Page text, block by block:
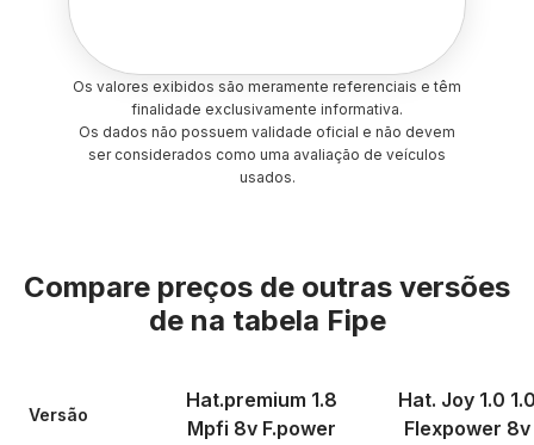
Os valores exibidos são meramente referenciais e têm
finalidade exclusivamente informativa.
Os dados não possuem validade oficial e não devem
ser considerados como uma avaliação de veículos
usados.
Compare preços de outras versões
de na tabela Fipe
Versão
Hat.premium 1.8
Mpfi 8v F.power
Hat. Joy 1.0
Flexpower 8v